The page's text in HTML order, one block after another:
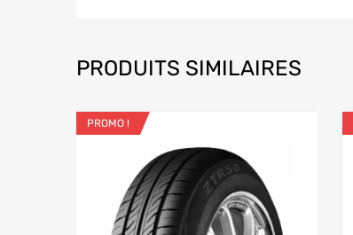
PRODUITS SIMILAIRES
PROMO !